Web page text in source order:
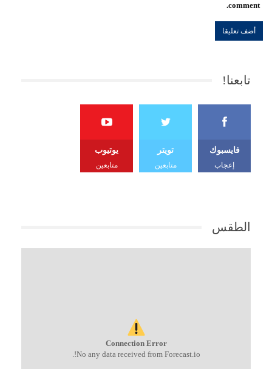
comment.
تابعنا!
فايسبوك
إعجاب
تويتر
متابعين
يوتيوب
متابعين
الطقس
Connection Error
No any data received from Forecast.io!.